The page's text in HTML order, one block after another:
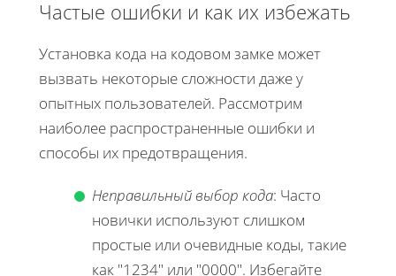
Частые ошибки и как их избежать
Установка кода на кодовом замке может
вызвать некоторые сложности даже у
опытных пользователей. Рассмотрим
наиболее распространенные ошибки и
способы их предотвращения.
Неправильный выбор кода: Часто
новички используют слишком
простые или очевидные коды, такие
как "1234" или "0000". Избегайте